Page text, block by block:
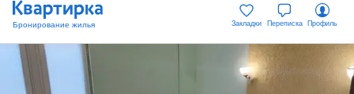
Закладки Переписка Профиль